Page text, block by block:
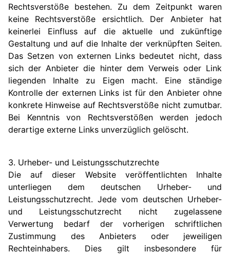
Rechtsverstöße bestehen. Zu dem Zeitpunkt waren
keine Rechtsverstöße ersichtlich. Der Anbieter hat
keinerlei Einfluss auf die aktuelle und zukünftige
Gestaltung und auf die Inhalte der verknüpften Seiten.
Das Setzen von externen Links bedeutet nicht, dass
sich der Anbieter die hinter dem Verweis oder Link
liegenden Inhalte zu Eigen macht. Eine ständige
Kontrolle der externen Links ist für den Anbieter ohne
konkrete Hinweise auf Rechtsverstöße nicht zumutbar.
Bei Kenntnis von Rechtsverstößen werden jedoch
derartige externe Links unverzüglich gelöscht.
3. Urheber- und Leistungsschutzrechte
Die auf dieser Website veröffentlichten Inhalte
unterliegen dem deutschen Urheber- und
Leistungsschutzrecht. Jede vom deutschen Urheber-
und Leistungsschutzrecht nicht zugelassene
Verwertung bedarf der vorherigen schriftlichen
Zustimmung des Anbieters oder jeweiligen
Rechteinhabers. Dies gilt insbesondere für